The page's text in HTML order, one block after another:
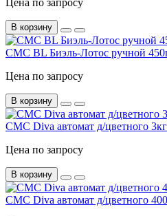
В корзину
СМС BL Биэль-Лотос ручной
Цена по запросу
В корзину
СМС Diva автомат д/цветного
Цена по запросу
В корзину
СМС Diva автомат д/цветного